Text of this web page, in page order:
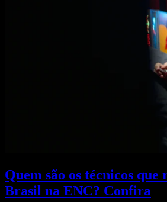
Quem são os técnicos que
Brasil na ENC? Confira